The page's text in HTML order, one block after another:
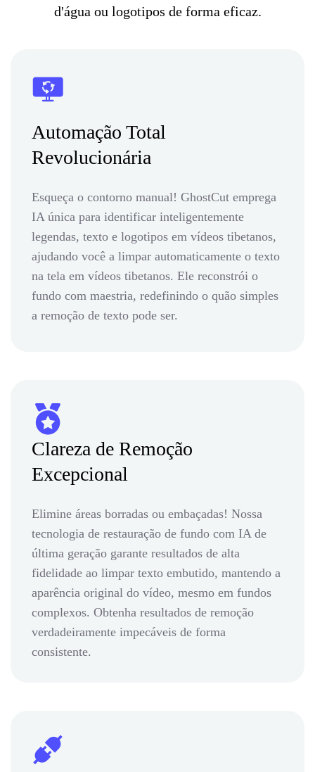
d'água ou logotipos de forma eficaz.
Automação Total
Revolucionária
Esqueça o contorno manual! GhostCut emprega
IA única para identificar inteligentemente
legendas, texto e logotipos em vídeos tibetanos,
ajudando você a limpar automaticamente o texto
na tela em vídeos tibetanos. Ele reconstrói o
fundo com maestria, redefinindo o quão simples
a remoção de texto pode ser.
Clareza de Remoção
Excepcional
Elimine áreas borradas ou embaçadas! Nossa
tecnologia de restauração de fundo com IA de
última geração garante resultados de alta
fidelidade ao limpar texto embutido, mantendo a
aparência original do vídeo, mesmo em fundos
complexos. Obtenha resultados de remoção
verdadeiramente impecáveis de forma
consistente.